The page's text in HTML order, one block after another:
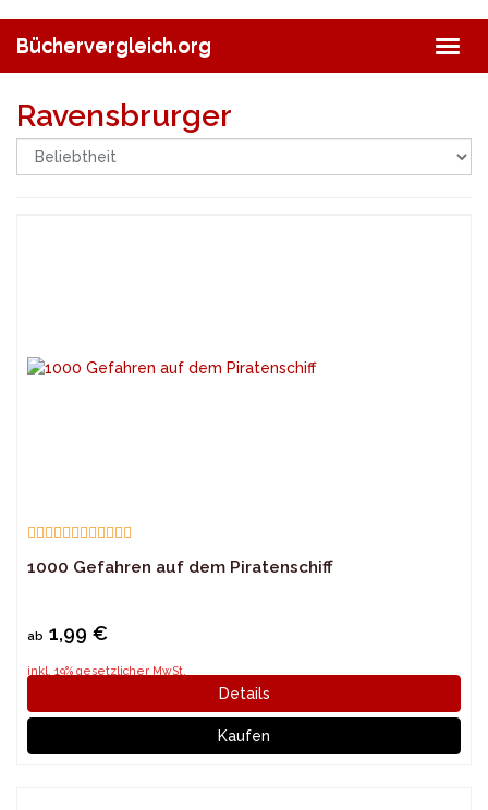
main
content
Büchervergleich.org
Ravensbrurger
1000 Gefahren auf dem Piratenschiff
ab 1,99 €
inkl. 19% gesetzlicher MwSt.
Details
Kaufen